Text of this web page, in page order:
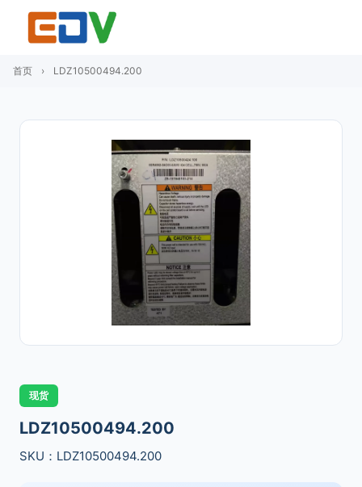
首页 › LDZ10500494.200
现货
LDZ10500494.200
SKU：LDZ10500494.200